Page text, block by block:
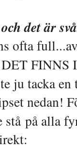
det är
ofta
DET
ju tacka
nedan!
stå på alla